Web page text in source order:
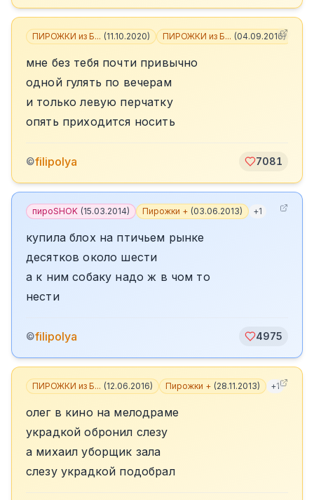
ПИРОЖКИ из Б... (11.10.2020) ПИРОЖКИ из Б... (04.09.2016)
мне без тебя почти привычно
одной гулять по вечерам
и только левую перчатку
опять приходится носить
©filipolya 7081
пироSHOK (15.03.2014) Пирожки + (03.06.2013) +1
купила блох на птичьем рынке
десятков около шести
а к ним собаку надо ж в чом то
нести
©filipolya 4975
ПИРОЖКИ из Б... (12.06.2016) Пирожки + (28.11.2013) +1
олег в кино на мелодраме
украдкой обронил слезу
а михаил уборщик зала
слезу украдкой подобрал